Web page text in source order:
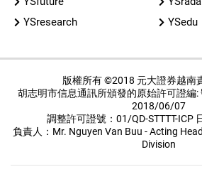
YSresearch
YSedu
版權所有 ©2018 元大證券越南
胡志明市信息通訊所頒發的原始許可證編:
2018/06/07
調整許可證號：01/QD-STTTT-ICP
負責人：Mr. Nguyen Van Buu - Acting
Division